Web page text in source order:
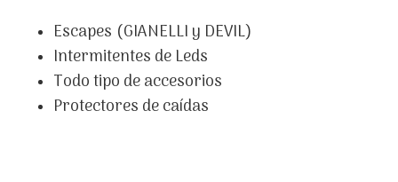
Escapes (GIANELLI y DEVIL)
Intermitentes de Leds
Todo tipo de accesorios
Protectores de caídas